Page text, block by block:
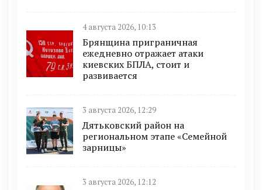
4 августа 2026, 10:13
Брянщина приграничная
ежедневно отражает атаки
киевских БПЛА, стоит и
развивается
3 августа 2026, 12:29
Дятьковский район на
региональном этапе «Семейной
зарницы»
3 августа 2026, 12:12